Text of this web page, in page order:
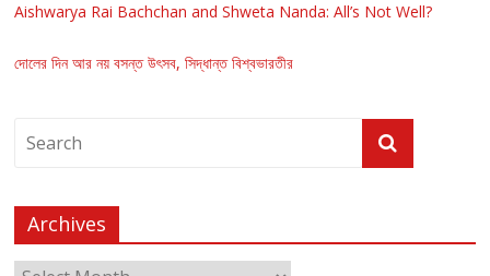
Aishwarya Rai Bachchan and Shweta Nanda: All’s Not Well?
দোলের দিন আর নয় বসন্ত উৎসব, সিদ্ধান্ত বিশ্বভারতীর
Archives